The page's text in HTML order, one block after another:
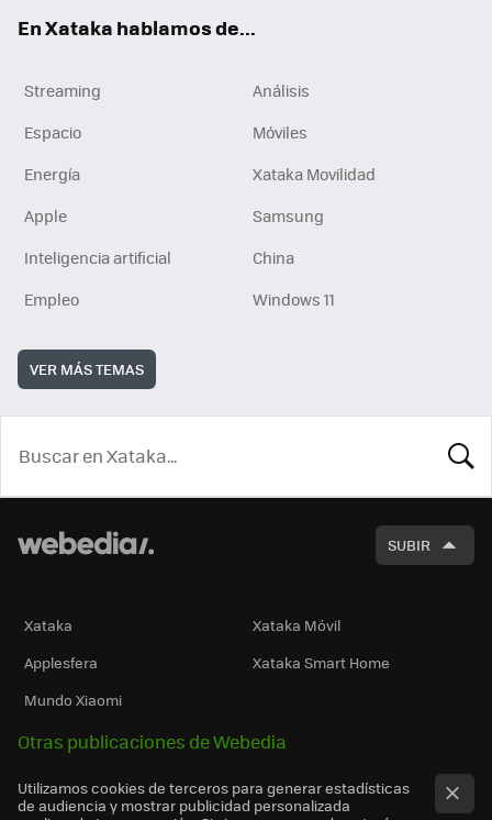
En Xataka hablamos de...
Streaming
Análisis
Espacio
Móviles
Energía
Xataka Movilidad
Apple
Samsung
Inteligencia artificial
China
Empleo
Windows 11
VER MÁS TEMAS
SUBIR
Xataka
Xataka Móvil
Applesfera
Xataka Smart Home
Mundo Xiaomi
Otras publicaciones de Webedia
Utilizamos cookies de terceros para generar estadísticas
de audiencia y mostrar publicidad personalizada